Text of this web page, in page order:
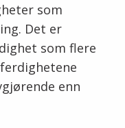
som
Det er
som flere
enn